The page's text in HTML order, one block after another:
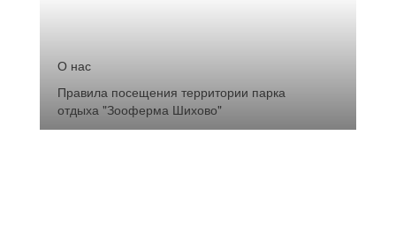
О нас
Правила посещения территории парка
отдыха "Зооферма Шихово"